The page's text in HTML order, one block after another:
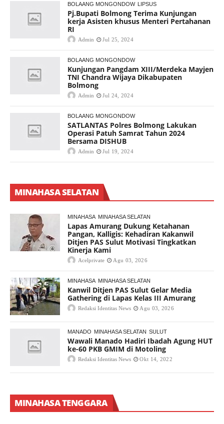
BOLAANG MONGONDOW LIPSUS
Pj.Bupati Bolmong Terima Kunjungan
kerja Asisten khusus Menteri Pertahanan
RI
Admin Jul 25, 2024
BOLAANG MONGONDOW
Kunjungan Pangdam XIII/Merdeka Mayjen
TNI Chandra Wijaya Dikabupaten
Bolmong
Admin Jul 24, 2024
BOLAANG MONGONDOW
SATLANTAS Polres Bolmong Lakukan
Operasi Patuh Samrat Tahun 2024
Bersama DISHUB
Admin Jul 19, 2024
MINAHASA SELATAN
MINAHASA MINAHASA SELATAN
Lapas Amurang Dukung Ketahanan
Pangan, Kalligis: Kehadiran Kakanwil
Ditjen PAS Sulut Motivasi Tingkatkan
Kinerja Kami
Acelprivate Agu 03, 2026
MINAHASA MINAHASA SELATAN
Kanwil Ditjen PAS Sulut Gelar Media
Gathering di Lapas Kelas III Amurang
Redaksi Identitas News Agu 03, 2026
MANADO MINAHASA SELATAN SULUT
Wawali Manado Hadiri Ibadah Agung HUT
ke-60 PKB GMIM di Motoling
Redaksi Identitas News Okt 14, 2022
MINAHASA TENGGARA